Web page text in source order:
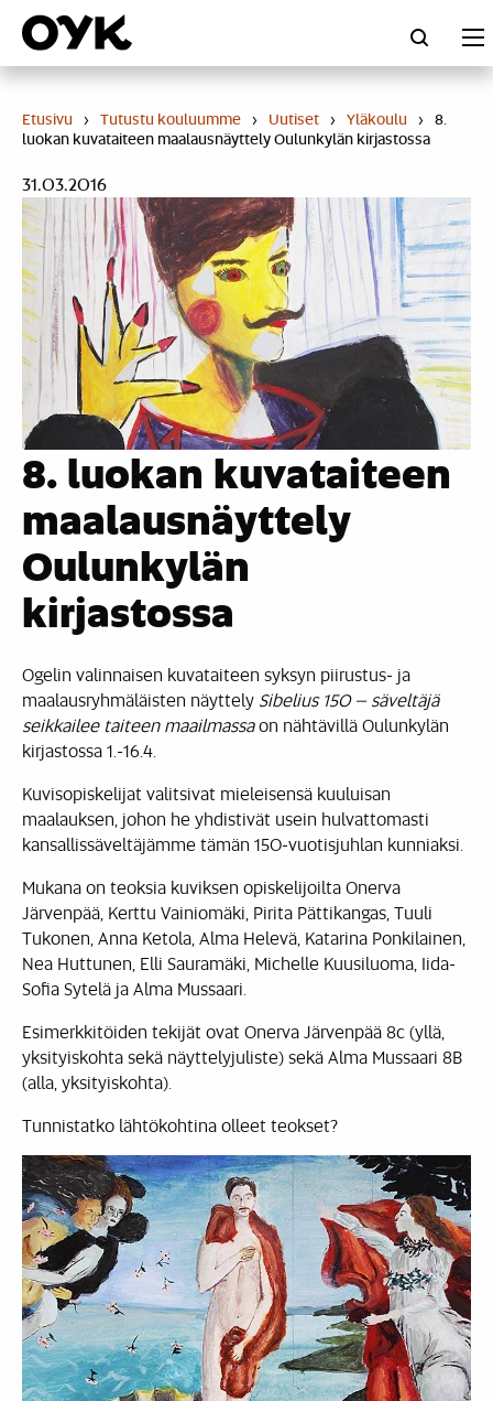
Skip
content
Etusivu › Tutustu kouluumme › Uutiset › Yläkoulu › 8.
luokan kuvataiteen maalausnäyttely Oulunkylän kirjastossa
31.03.2016
8. luokan kuvataiteen
maalausnäyttely
Oulunkylän
kirjastossa
Ogelin valinnaisen kuvataiteen syksyn piirustus- ja
maalausryhmäläisten näyttely Sibelius 150 – säveltäjä
seikkailee taiteen maailmassaon nähtävillä Oulunkylän
kirjastossa 1.-16.4.
Kuvisopiskelijat valitsivat mieleisensä kuuluisan
maalauksen, johon he yhdistivät usein hulvattomasti
kansallissäveltäjämme tämän 150-vuotisjuhlan kunniaksi.
Mukana on teoksia kuviksen opiskelijoilta Onerva
Järvenpää, Kerttu Vainiomäki, Pirita Pättikangas, Tuuli
Tukonen, Anna Ketola, Alma Helevä, Katarina Ponkilainen,
Nea Huttunen, Elli Sauramäki, Michelle Kuusiluoma, Iida-
Sofia Sytelä ja Alma Mussaari.
Esimerkkitöiden tekijät ovat Onerva Järvenpää 8c (yllä,
yksityiskohta sekä näyttelyjuliste) sekä Alma Mussaari 8B
(alla, yksityiskohta).
Tunnistatko lähtökohtina olleet teokset?